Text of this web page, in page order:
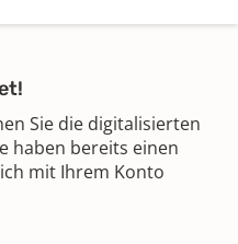
Sie die digitalisierten
haben bereits einen
mit Ihrem Konto